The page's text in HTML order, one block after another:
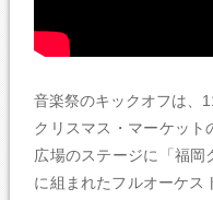
音楽祭のキックオフは、
クリスマス・マーケット
広場のステージに「福岡
に組まれたフルオーケス